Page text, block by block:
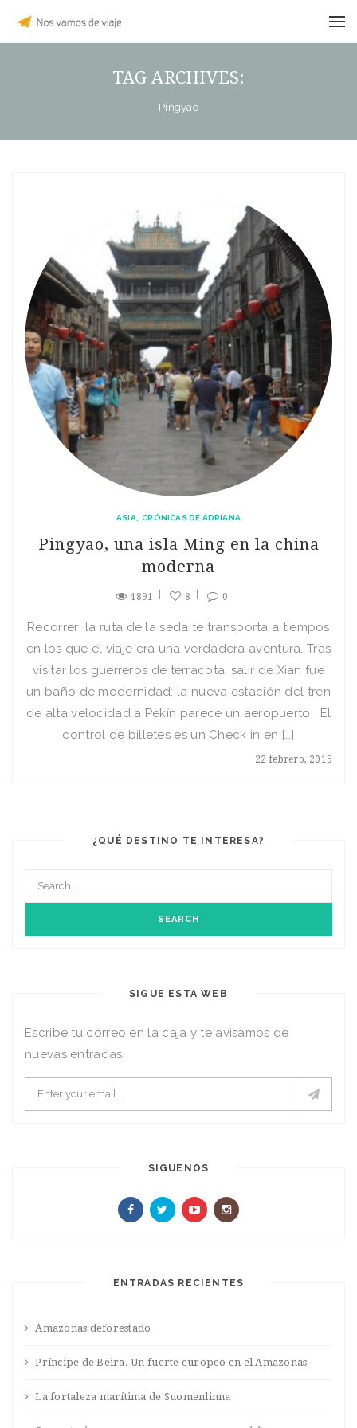
TAG ARCHIVES:
Pingyao
ASIA CRÓNICAS DE ADRIANA
Pingyao, una isla Ming en la china
moderna
4891 8 0
22 febrero, 2015
Recorrer la ruta de la seda te transporta a tiempos
en los que el viaje era una verdadera aventura. Tras
visitar los guerreros de terracota, salir de Xian fue
un baño de modernidad: la nueva estación del tren
de alta velocidad a Pekín parece un aeropuerto. El
control de billetes es un Check in en […]
¿QUÉ DESTINO TE INTERESA?
SIGUE ESTA WEB
Escribe tu correo en la caja y te avisamos de
nuevas entradas
SIGUENOS
ENTRADAS RECIENTES
Amazonas deforestado
Príncipe de Beira. Un fuerte europeo en el Amazonas
La fortaleza marítima de Suomenlinna